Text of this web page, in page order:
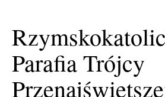
Parafia Trójcy